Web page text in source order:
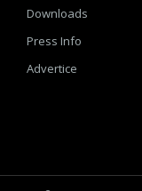
Downloads
Press Info
Advertice